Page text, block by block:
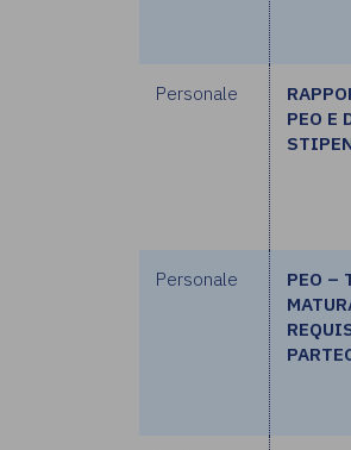
Personale
PEO E
Personale
PEO –